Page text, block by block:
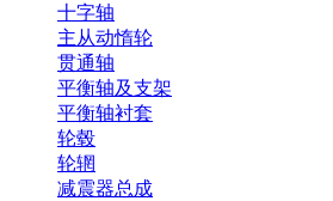
十字轴
主从动惰轮
贯通轴
平衡轴及支架
平衡轴衬套
轮毂
轮辋
减震器总成